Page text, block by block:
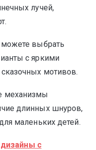
лучей,
выбрать
с яркими
мотивов.
механизмы
длинных шнуров,
маленьких детей.
дизайны с